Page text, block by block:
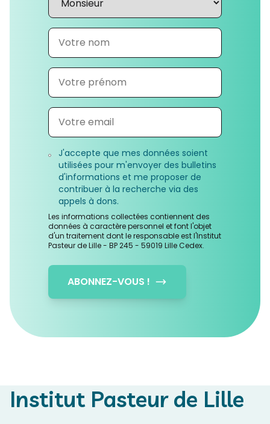
J'accepte que mes données soient
utilisées pour m'envoyer des bulletins
d'informations et me proposer de
contribuer à la recherche via des
appels à dons.
Les informations collectées contiennent des
données à caractère personnel et font l'objet
d'un traitement dont le responsable est l'Institut
Pasteur de Lille - BP 245 - 59019 Lille Cedex.
ABONNEZ-VOUS !
Institut Pasteur de Lille